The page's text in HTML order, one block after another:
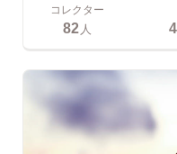
コレクター
82人